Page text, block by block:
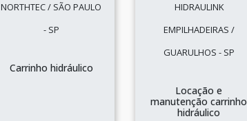
NORTHTEC / SÃO PAULO
- SP
Carrinho hidráulico
HIDRAULINK
EMPILHADEIRAS /
GUARULHOS - SP
Locação e
manutenção carrinho
hidráulico